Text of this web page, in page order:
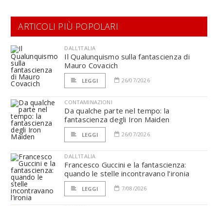
ARTICOLI PIÙ POPOLARI
DALL'ITALIA
Il Qualunquismo sulla fantascienza di
Mauro Covacich
LEGGI 26/07/2026
CONTAMINAZIONI
Da qualche parte nel tempo: la
fantascienza degli Iron Maiden
LEGGI 26/07/2026
DALL'ITALIA
Francesco Guccini e la fantascienza:
quando le stelle incontravano l’ironia
LEGGI 7/08/2026